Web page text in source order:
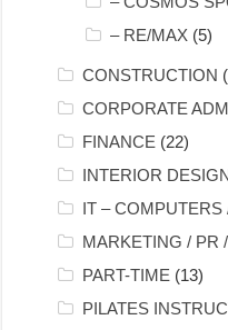
– RE/MAX (5)
CONSTRUCTION
CORPORATE
FINANCE (22)
INTERIOR
IT –
MARKETING /
PART-TIME (13)
PILATES